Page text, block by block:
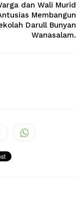
dan Wali Murid
Membangun
Darull Bunyan
Wanasalam.